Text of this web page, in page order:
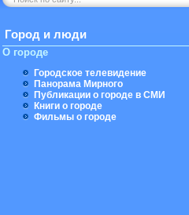
Город и люди
О городе
Городское телевидение
Панорама Мирного
Публикации о городе в СМИ
Книги о городе
Фильмы о городе